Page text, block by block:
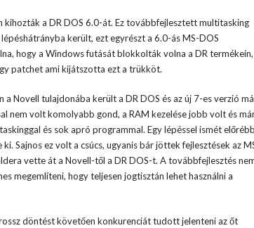
kihozták a DR DOS 6.0-át. Ez továbbfejlesztett multitasking
került, ezt egyrészt a 6.0-ás MS-DOS
hogy a Windows futását blokkolták volna a DR termékein,
patchet ami kijátszotta ezt a trükköt.
Novell tulajdonába került a DR DOS és az új 7-es verzió
nem volt komolyabb gond, a RAM kezelése jobb volt és
és sok apró programmal. Egy lépéssel ismét előrébb
Sajnos ez volt a csúcs, ugyanis bár jöttek fejlesztések az
vette át a Novell-től a DR DOS-t. A továbbfejlesztés
megemlíteni, hogy teljesen jogtisztán lehet használni a
döntést követően konkurenciát tudott jelenteni az őt